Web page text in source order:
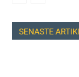
SENASTE